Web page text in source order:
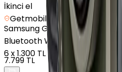
İkinci el
Getmobil Güvencesi
SamsungGalaxy Watch 5
Bluetooth Wi-Fi - Gri Titanyum
6x1.300 TL
7.799 TL